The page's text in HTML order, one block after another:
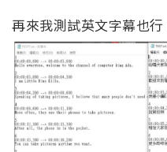
再來我測試英文字幕也行